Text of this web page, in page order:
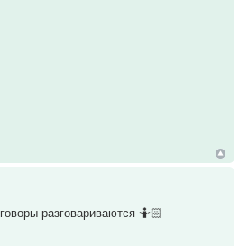
разговариваются 🤷🏻